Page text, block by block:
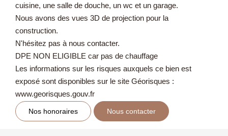
cuisine, une salle de douche, un wc et un garage.
Nous avons des vues 3D de projection pour la
construction.
N'hésitez pas à nous contacter.
DPE NON ELIGIBLE car pas de chauffage
Les informations sur les risques auxquels ce bien est
exposé sont disponibles sur le site Géorisques :
www.georisques.gouv.fr
Nos honoraires Nous contacter